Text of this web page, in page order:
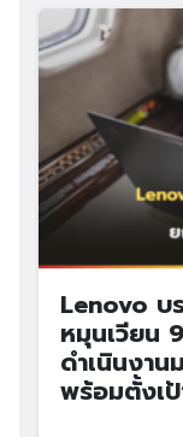
Lenovo บ
หมุนเวียน
ดำเนินงาน
พร้อมตั้งเ